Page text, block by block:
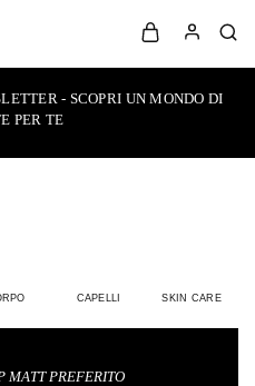
- SCOPRI UN MONDO DI
PER TE
CAPELLI SKIN CARE
MATT PREFERITO